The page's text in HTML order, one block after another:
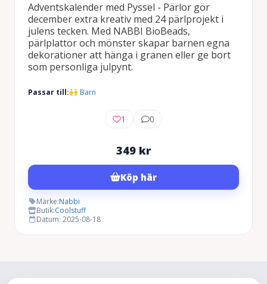
Adventskalender med Pyssel - Pärlor gör
december extra kreativ med 24 pärlprojekt i
julens tecken. Med NABBI BioBeads,
pärlplattor och mönster skapar barnen egna
dekorationer att hänga i granen eller ge bort
som personliga julpynt.
Passar till: Barn
1 0
349 kr
Köp här
Märke:Nabbi
Butik:Coolstuff
Datum: 2025-08-18